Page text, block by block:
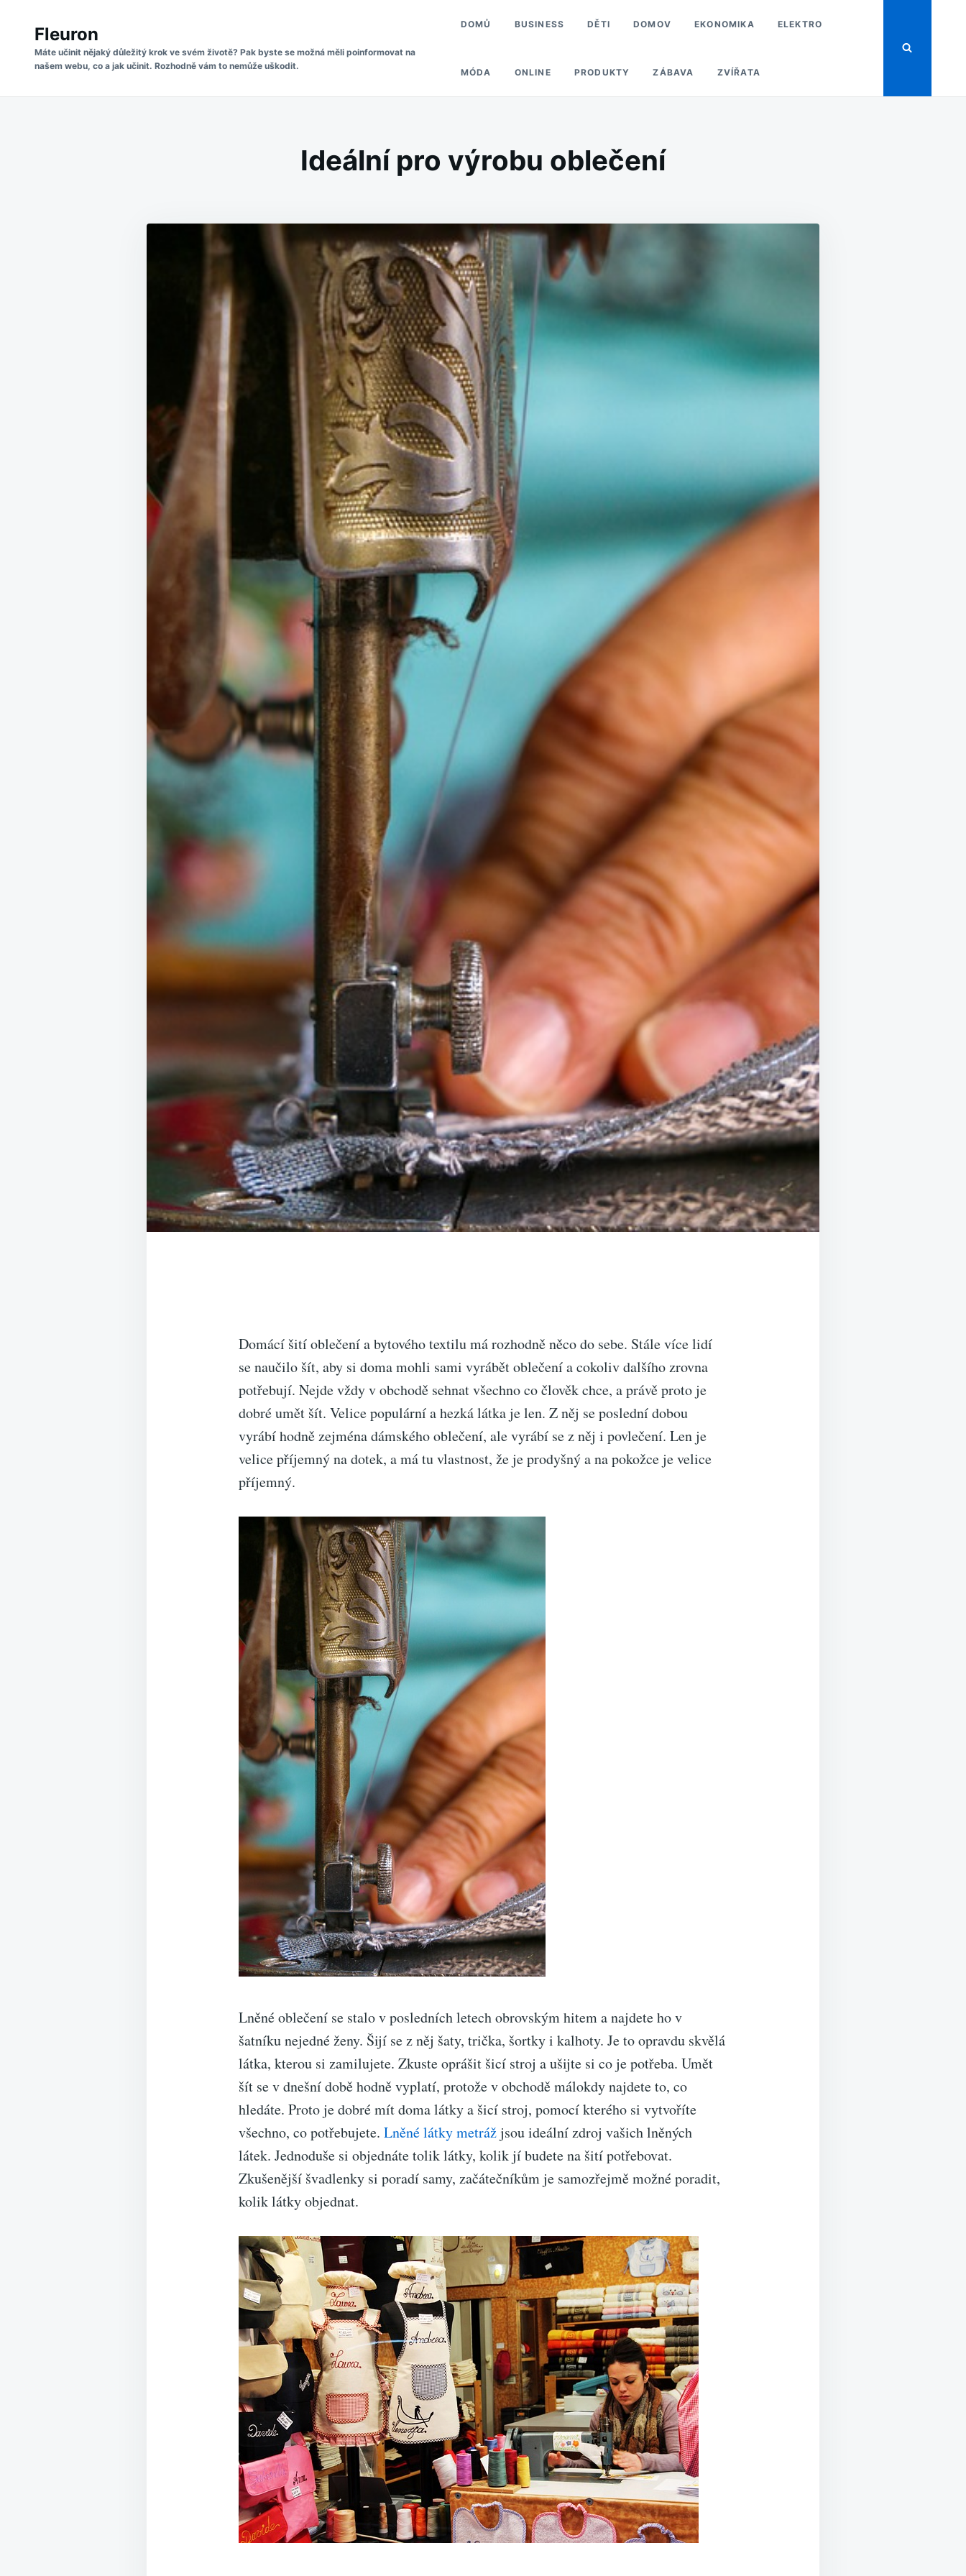
content
for:
Fleuron
Máte učinit nějaký důležitý krok ve svém životě? Pak byste se možná měli poinformovat na
našem webu, co a jak učinit. Rozhodně vám to nemůže uškodit.
DOMŮ BUSINESS DĚTI DOMOV EKONOMIKA ELEKTRO
MÓDA ONLINE PRODUKTY ZÁBAVA ZVÍŘATA
Ideální pro výrobu oblečení
Domácí šití oblečení a bytového textilu má rozhodně něco do sebe. Stále více lidí
se naučilo šít, aby si doma mohli sami vyrábět oblečení a cokoliv dalšího zrovna
potřebují. Nejde vždy v obchodě sehnat všechno co člověk chce, a právě proto je
dobré umět šít. Velice populární a hezká látka je len. Z něj se poslední dobou
vyrábí hodně zejména dámského oblečení, ale vyrábí se z něj i povlečení. Len je
velice příjemný na dotek, a má tu vlastnost, že je prodyšný a na pokožce je velice
příjemný.
Lněné oblečení se stalo v posledních letech obrovským hitem a najdete ho v
šatníku nejedné ženy. Šijí se z něj šaty, trička, šortky i kalhoty. Je to opravdu skvělá
látka, kterou si zamilujete. Zkuste oprášit šicí stroj a ušijte si co je potřeba. Umět
šít se v dnešní době hodně vyplatí, protože v obchodě málokdy najdete to, co
hledáte. Proto je dobré mít doma látky a šicí stroj, pomocí kterého si vytvoříte
všechno, co potřebujete. Lněné látky metrážjsou ideální zdroj vašich lněných
látek. Jednoduše si objednáte tolik látky, kolik jí budete na šití potřebovat.
Zkušenější švadlenky si poradí samy, začátečníkům je samozřejmě možné poradit,
kolik látky objednat.